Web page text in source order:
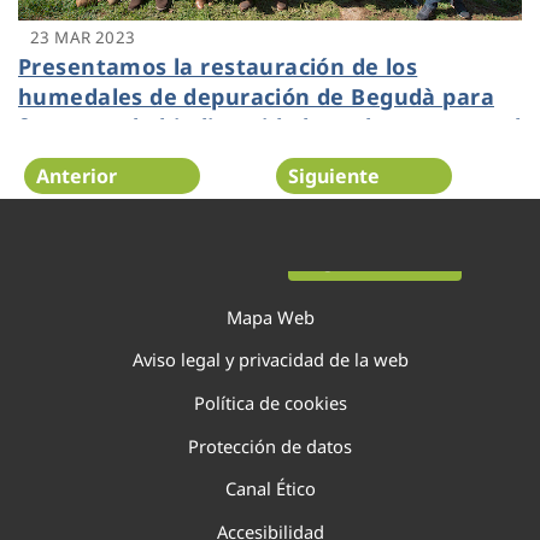
23 MAR 2023
Presentamos la restauración de los
humedales de depuración de Begudà para
favorecer la biodiversidad en el Parc Natural
de la Garrotxa
Anterior Siguiente
Mapa Web
Aviso legal y privacidad de la web
Política de cookies
Protección de datos
Canal Ético
Accesibilidad